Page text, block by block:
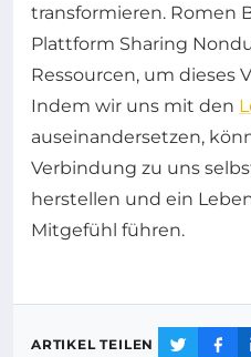
transformieren. Romen
Plattform Sharing
Ressourcen, um dieses
Indem wir uns mit den
auseinandersetzen,
Verbindung zu uns
herstellen und ein
Mitgefühl führen.
ARTIKEL TEILEN